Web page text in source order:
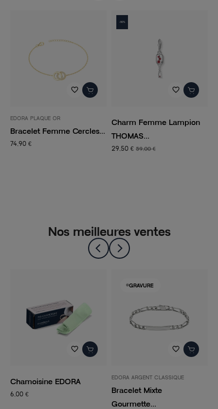
favorite_border
EDORA PLAQUE OR
Bracelet Femme Cercles...
74,90 €
favorite_border
Charm Femme Lampion
THOMAS...
29,50 € 59,00 €
-50%
Nos meilleures ventes
favorite_border
Chamoisine EDORA
6,00 €
GRAVURE
favorite_border
EDORA ARGENT CLASSIQUE
Bracelet Mixte
Gourmette...